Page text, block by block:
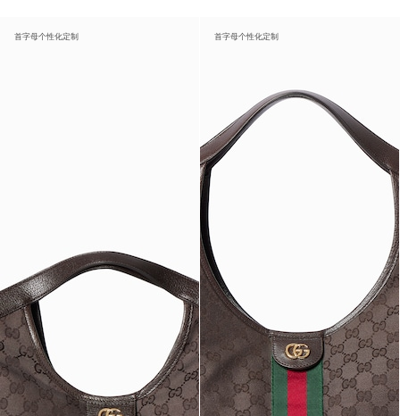
首字母个性化定制 首字母个性化定制